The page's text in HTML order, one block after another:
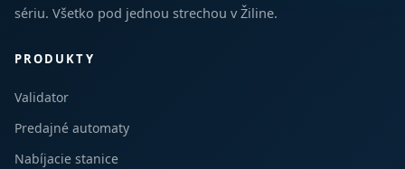
sériu. Všetko pod jednou strechou v Žiline.
PRODUKTY
Validator
Predajné automaty
Nabíjacie stanice